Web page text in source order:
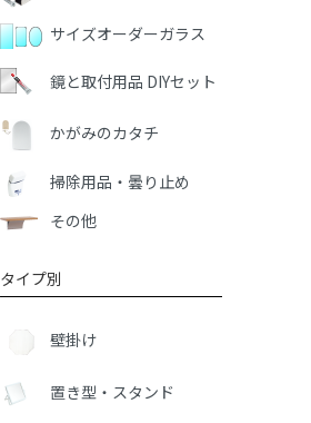
サイズオーダーガラス
鏡と取付用品 DIYセット
かがみのカタチ
掃除用品・曇り止め
その他
タイプ別
壁掛け
置き型・スタンド